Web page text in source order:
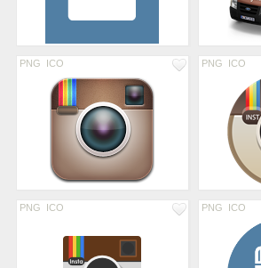
PNG ICO PNG ICO
PNG ICO PNG ICO